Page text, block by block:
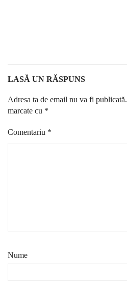
LASĂ UN RĂSPUNS
Adresa ta de email nu va fi publicată.
marcate cu *
Comentariu *
Nume